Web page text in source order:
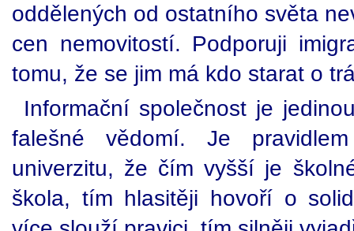
oddělených od ostatního světa
cen nemovitostí. Podporuji
tomu, že se jim má kdo starat o
Informační společnost je
falešné vědomí. Je
univerzitu, že čím vyšší je
škola, tím hlasitěji hovoří o